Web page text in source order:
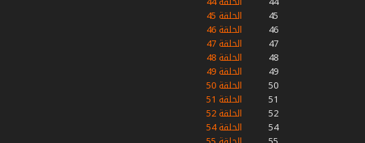
45
الحلقة 45
46
الحلقة 46
47
الحلقة 47
48
الحلقة 48
49
الحلقة 49
50
الحلقة 50
51
الحلقة 51
52
الحلقة 52
54
الحلقة 54